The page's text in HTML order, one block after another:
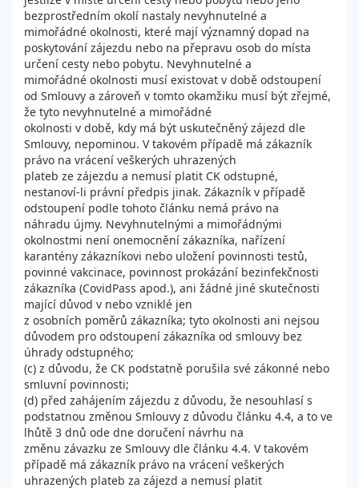
bezprostředním okolí nastaly nevyhnutelné a
mimořádné okolnosti, které mají významný dopad na
poskytování zájezdu nebo na přepravu osob do místa
určení cesty nebo pobytu. Nevyhnutelné a
mimořádné okolnosti musí existovat v době odstoupení
od Smlouvy a zároveň v tomto okamžiku musí být zřejmé,
že tyto nevyhnutelné a mimořádné
okolnosti v době, kdy má být uskutečněný zájezd dle
Smlouvy, nepominou. V takovém případě má zákazník
právo na vrácení veškerých uhrazených
plateb ze zájezdu a nemusí platit CK odstupné,
nestanoví-li právní předpis jinak. Zákazník v případě
odstoupení podle tohoto článku nemá právo na
náhradu újmy. Nevyhnutelnými a mimořádnými
okolnostmi není onemocnění zákazníka, nařízení
karantény zákazníkovi nebo uložení povinnosti testů,
povinné vakcinace, povinnost prokázání bezinfekčnosti
zákazníka (CovidPass apod.), ani žádné jiné skutečnosti
mající důvod v nebo vzniklé jen
z osobních poměrů zákazníka; tyto okolnosti ani nejsou
důvodem pro odstoupení zákazníka od smlouvy bez
úhrady odstupného;
(c) z důvodu, že CK podstatně porušila své zákonné nebo
smluvní povinnosti;
(d) před zahájením zájezdu z důvodu, že nesouhlasí s
podstatnou změnou Smlouvy z důvodu článku 4.4, a to ve
lhůtě 3 dnů ode dne doručení návrhu na
změnu závazku ze Smlouvy dle článku 4.4. V takovém
případě má zákazník právo na vrácení veškerých
uhrazených plateb za zájezd a nemusí platit